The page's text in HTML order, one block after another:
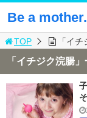
Be a mother.
TOP 「イ
「イチジク浣腸